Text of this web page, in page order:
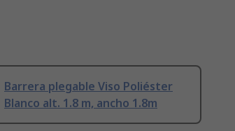
Barrera plegable Viso Poliéster
Blanco alt. 1.8 m, ancho 1.8m